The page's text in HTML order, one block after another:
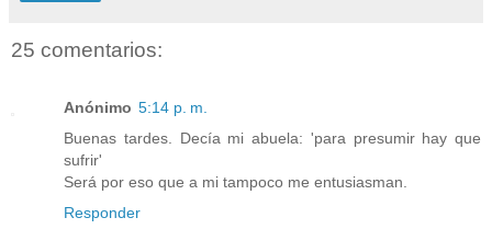
25 comentarios:
Anónimo 5:14 p. m.
Buenas tardes. Decía mi abuela: 'para presumir hay que
sufrir'
Será por eso que a mi tampoco me entusiasman.
Responder